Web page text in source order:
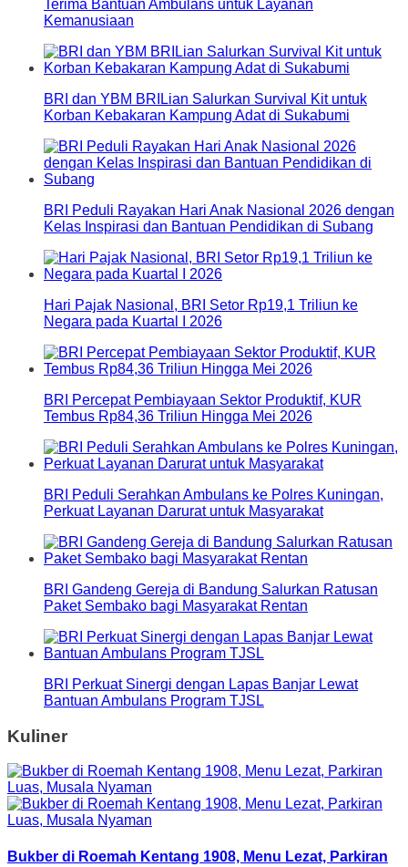
Terima Bantuan Ambulans untuk Layanan
Kemanusiaan
BRI dan YBM BRILian Salurkan Survival Kit untuk
Korban Kebakaran Kampung Adat di Sukabumi
BRI Peduli Rayakan Hari Anak Nasional 2026 dengan
Kelas Inspirasi dan Bantuan Pendidikan di Subang
Hari Pajak Nasional, BRI Setor Rp19,1 Triliun ke
Negara pada Kuartal I 2026
BRI Percepat Pembiayaan Sektor Produktif, KUR
Tembus Rp84,36 Triliun Hingga Mei 2026
BRI Peduli Serahkan Ambulans ke Polres Kuningan,
Perkuat Layanan Darurat untuk Masyarakat
BRI Gandeng Gereja di Bandung Salurkan Ratusan
Paket Sembako bagi Masyarakat Rentan
BRI Perkuat Sinergi dengan Lapas Banjar Lewat
Bantuan Ambulans Program TJSL
Kuliner
Bukber di Roemah Kentang 1908, Menu Lezat, Parkiran